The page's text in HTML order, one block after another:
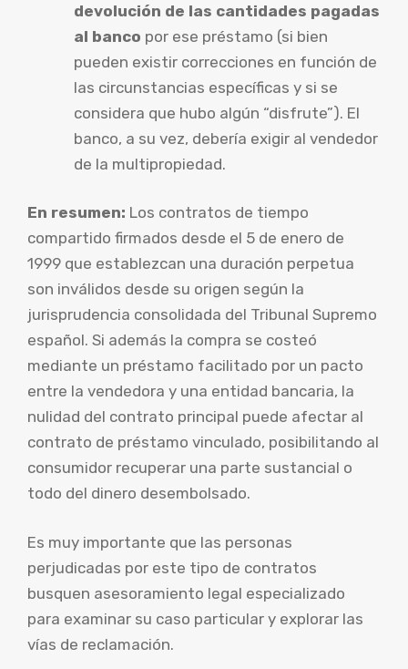
devolución de las cantidades pagadas
al banco por ese préstamo (si bien
pueden existir correcciones en función de
las circunstancias específicas y si se
considera que hubo algún “disfrute”). El
banco, a su vez, debería exigir al vendedor
de la multipropiedad.
En resumen: Los contratos de tiempo
compartido firmados desde el 5 de enero de
1999 que establezcan una duración perpetua
son inválidos desde su origen según la
jurisprudencia consolidada del Tribunal Supremo
español. Si además la compra se costeó
mediante un préstamo facilitado por un pacto
entre la vendedora y una entidad bancaria, la
nulidad del contrato principal puede afectar al
contrato de préstamo vinculado, posibilitando al
consumidor recuperar una parte sustancial o
todo del dinero desembolsado.
Es muy importante que las personas
perjudicadas por este tipo de contratos
busquen asesoramiento legal especializado
para examinar su caso particular y explorar las
vías de reclamación.